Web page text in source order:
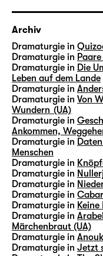
Archiv
Dramaturgie in
Dramaturgie in
Dramaturgie in Die
Leben auf dem Lande
Dramaturgie in
Dramaturgie in Von
Wundern (UA)
Dramaturgie in
Ankommen,
Dramaturgie in
Menschen
Dramaturgie in
Dramaturgie in
Dramaturgie in
Dramaturgie in
Dramaturgie in
Dramaturgie in
Märchenbraut (UA)
Dramaturgie in
Dramaturgie in Jetzt